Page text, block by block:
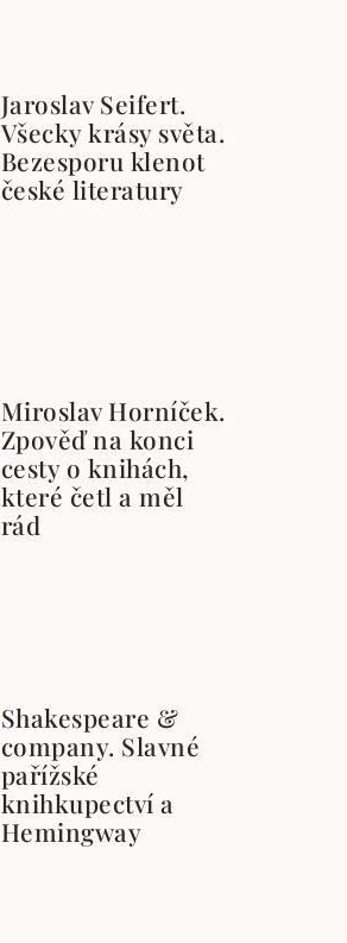
Jaroslav Seifert.
Všecky krásy světa.
Bezesporu klenot
české literatury
Miroslav Horníček.
Zpověď na konci
cesty o knihách,
které četl a měl
rád
Shakespeare &
company. Slavné
pařížské
knihkupectví a
Hemingway